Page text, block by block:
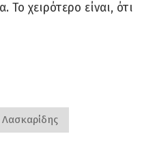
χειρότερο είναι, ότι